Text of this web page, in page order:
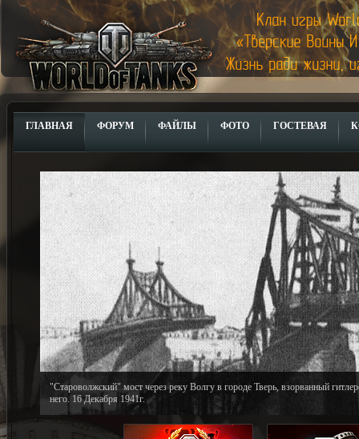
ГЛАВНАЯ ФОРУМ ФАЙЛЫ ФОТО ГОСТЕВАЯ
Разминирование окраин города Твери. Малые Перемерки. Декабрь 1941г.